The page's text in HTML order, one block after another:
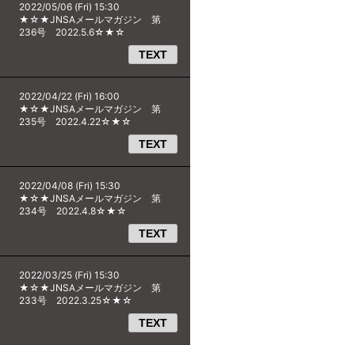
2022/05/06 (Fri) 15:30
★☆★JNSAメールマガジン 第
236号 2022.5.6☆★☆
TEXT
2022/04/22 (Fri) 16:00
★☆★JNSAメールマガジン 第
235号 2022.4.22☆★☆
TEXT
2022/04/08 (Fri) 15:30
★☆★JNSAメールマガジン 第
234号 2022.4.8☆★☆
TEXT
2022/03/25 (Fri) 15:30
★☆★JNSAメールマガジン 第
233号 2022.3.25☆★☆
TEXT